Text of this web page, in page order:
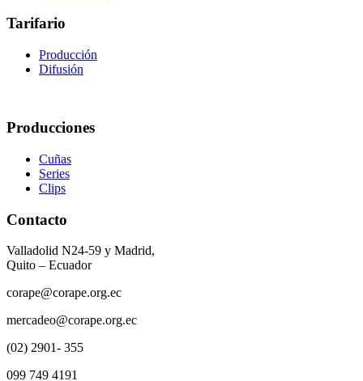
Tarifario
Producción
Difusión
Producciones
Cuñas
Series
Clips
Contacto
Valladolid N24-59 y Madrid,
Quito – Ecuador
corape@corape.org.ec
mercadeo@corape.org.ec
(02) 2901- 355
099 749 4191